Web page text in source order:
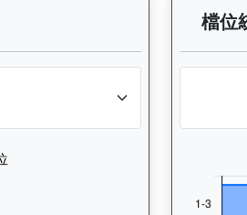
途程距離（1000米至
（L386）— 騎師統計分析
檔位